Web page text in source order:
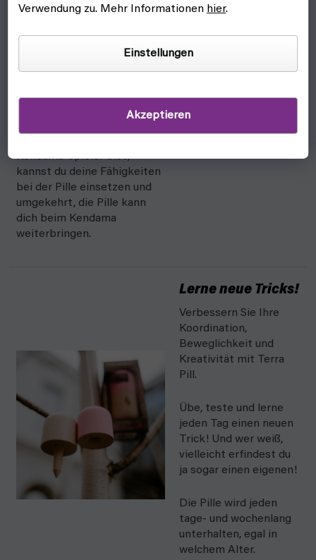
Verwendung zu. Mehr Informationen hier.
Einstellungen
Akzeptieren
Die Pill basiert auf einem
und ist eine vereinfachte
Kendama-Spieler bist,
kannst du deine Fähigkeiten
bei der Pille einsetzen und
umgekehrt, die Pille kann
dich beim Kendama
weiterbringen.
Lerne neue Tricks!
Verbessern Sie Ihre
Koordination,
Beweglichkeit und
Kreativität mit Terra
Pill.
Übe, teste und lerne
jeden Tag einen neuen
Trick! Und wer weiß,
vielleicht erfindest du
ja sogar einen eigenen!
Die Pille wird jeden
tage- und wochenlang
unterhalten, egal in
welchem Alter.